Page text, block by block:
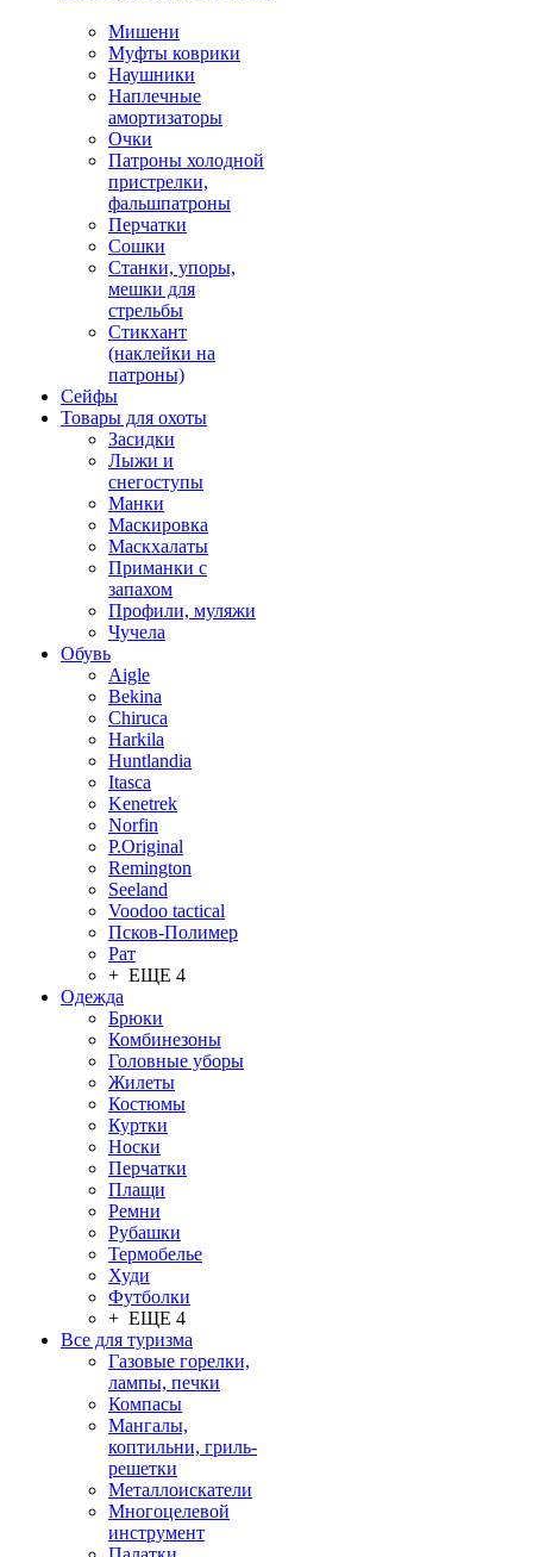
Мишени
Муфты коврики
Наушники
Наплечные
амортизаторы
Очки
Патроны холодной
пристрелки,
фальшпатроны
Перчатки
Сошки
Станки, упоры,
мешки для
стрельбы
Стикхант
(наклейки на
патроны)
Сейфы
Товары для охоты
Засидки
Лыжи и
снегоступы
Манки
Маскировка
Маскхалаты
Приманки с
запахом
Профили, муляжи
Чучела
Обувь
Aigle
Bekina
Chiruсa
Harkila
Huntlandia
Itasca
Kenetrek
Norfin
P.Original
Remington
Seeland
Voodoo tactical
Псков-Полимер
Рат
+ ЕЩЕ 4
Одежда
Брюки
Комбинезоны
Головные уборы
Жилеты
Костюмы
Куртки
Носки
Перчатки
Плащи
Ремни
Рубашки
Термобелье
Худи
Футболки
+ ЕЩЕ 4
Все для туризма
Газовые горелки,
лампы, печки
Компасы
Мангалы,
коптильни, гриль-
решетки
Металлоискатели
Многоцелевой
инструмент